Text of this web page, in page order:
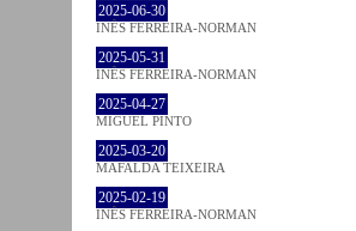
2025-06-30
INÊS FERREIRA-NORMAN
2025-05-31
INÊS FERREIRA-NORMAN
2025-04-27
MIGUEL PINTO
2025-03-20
MAFALDA TEIXEIRA
2025-02-19
INÊS FERREIRA-NORMAN